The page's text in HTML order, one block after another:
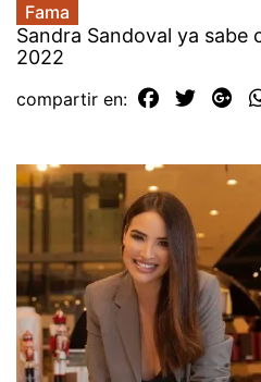
Fama
Sandra Sandoval ya sabe
2022
compartir en: